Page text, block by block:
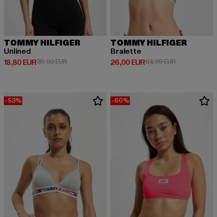
TOMMY HILFIGER
Unlined
18,80 EUR
Derzeitiger Preis: 18,80 EUR
39,99 EURAktionspreis: 39,99 EUR
TOMMY HILFIGER
Bralette
26,00 EUR
Derzeitiger Preis: 26,00 EUR
64,99 EURAktionspreis:
-53% -60%